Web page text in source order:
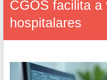
CGOS facilita a
hospitalares